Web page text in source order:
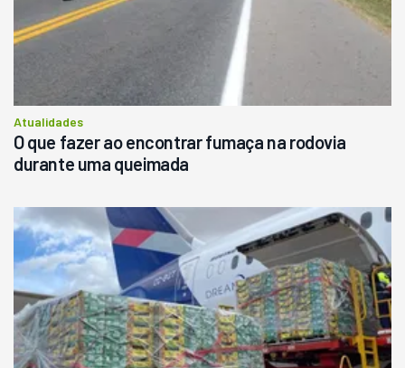
Atualidades
O que fazer ao encontrar fumaça na rodovia
durante uma queimada